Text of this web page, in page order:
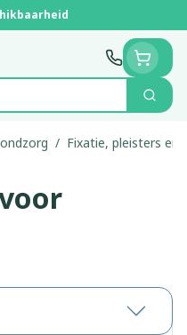
Zoek
/ Fixatie, pleisters en